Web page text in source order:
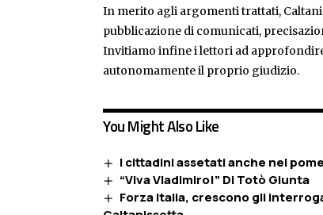
In merito agli argomenti trattati,
pubblicazione di comunicati,
Invitiamo infine i lettori ad
autonomamente il proprio giudizio.
You Might Also Like
I cittadini assetati anche nel
“Viva Vladimiro!” Di Totò Giunta
Forza Italia, crescono gli